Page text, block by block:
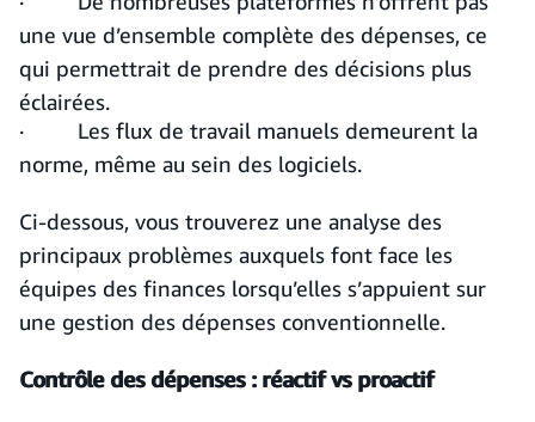
une vue d’ensemble complète des dépenses, ce
qui permettrait de prendre des décisions plus
éclairées.
· Les flux de travail manuels demeurent la
norme, même au sein des logiciels.
Ci-dessous, vous trouverez une analyse des
principaux problèmes auxquels font face les
équipes des finances lorsqu’elles s’appuient sur
une gestion des dépenses conventionnelle.
Contrôle des dépenses : réactif vs proactif